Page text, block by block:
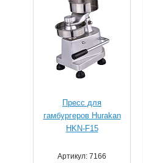
Пресс для
гамбургеров Hurakan
HKN-F15
Артикул: 7166